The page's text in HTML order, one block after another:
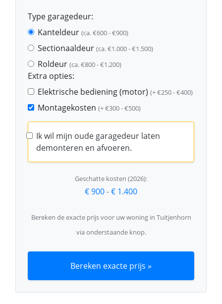
Type garagedeur:
Kanteldeur (ca. €600 - €900)
Sectionaaldeur (ca. €1.000 - €1.500)
Roldeur (ca. €800 - €1.200)
Extra opties:
Elektrische bediening (motor) (+ €250 - €400)
Montagekosten (+ €300 - €500)
Ik wil mijn oude garagedeur laten
demonteren en afvoeren.
Geschatte kosten (2026):
€ 900-€ 1.400
Bereken de exacte prijs voor uw woning in Tuitjenhorn
via onderstaande knop.
Bereken exacte prijs »